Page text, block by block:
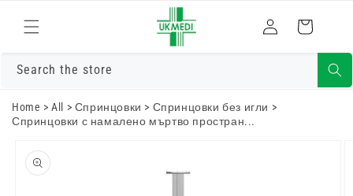
към
съдържанието
Влизам Количка
Search the store
Home >All > Спринцовки > Спринцовки без игли >
Спринцовки с намалено мъртво простран...
информацията
за продукта